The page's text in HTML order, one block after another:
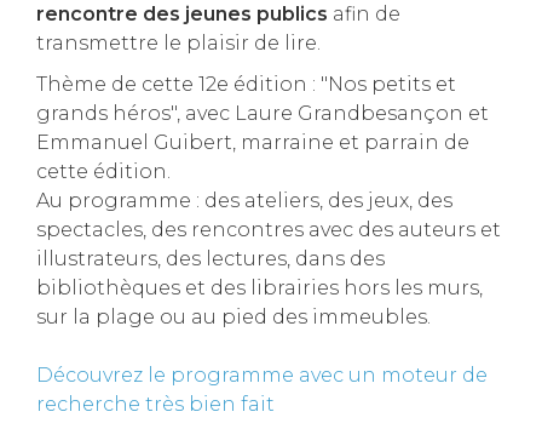
rencontre des jeunes publics afin de
transmettre le plaisir de lire.
Thème de cette 12e édition : "Nos petits et
grands héros", avec Laure Grandbesançon et
Emmanuel Guibert, marraine et parrain de
cette édition.
Au programme : des ateliers, des jeux, des
spectacles, des rencontres avec des auteurs et
illustrateurs, des lectures, dans des
bibliothèques et des librairies hors les murs,
sur la plage ou au pied des immeubles.
Découvrez le programme avec un moteur de
recherche très bien fait